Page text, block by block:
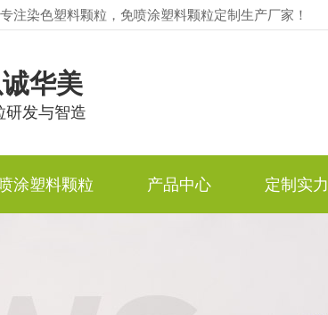
注染色塑料颗粒，免喷涂塑料颗粒定制生产厂家！
华美
研发与智造
涂塑料颗粒 产品中心 定制实力